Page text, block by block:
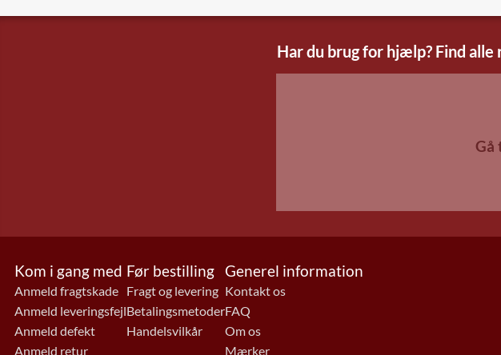
Har du brug for hjælp? Find
Gå
Kom i gang med
Anmeld fragtskade
Anmeld leveringsfejl
Anmeld defekt
Anmeld retur
Før bestilling
Fragt og levering
Betalingsmetoder
Handelsvilkår
Generel information
Kontakt os
FAQ
Om os
Mærker